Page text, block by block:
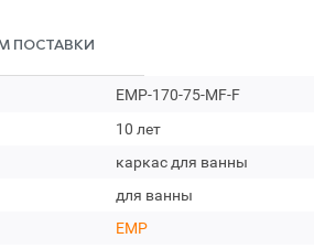
ПОСТАВКИ
EMP-170-75-MF-F
10 лет
каркас для ванны
для ванны
EMP